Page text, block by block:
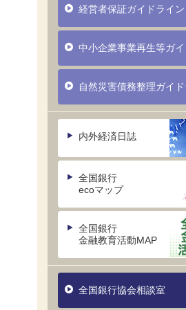
経営者保証ガイドライン
中小企業事業再生等ガ
自然災害債務整理ガイ
内外経済日誌
全国銀行
ecoマップ
全国銀行
金融教育活動MAP
全国銀行協会相談室